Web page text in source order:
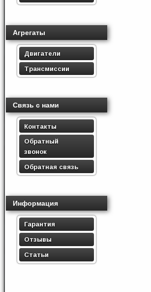
Агрегаты
Двигатели
Трансмиссии
Связь с нами
Контакты
Обратный
звонок
Обратная связь
Информация
Гарантия
Отзывы
Статьи